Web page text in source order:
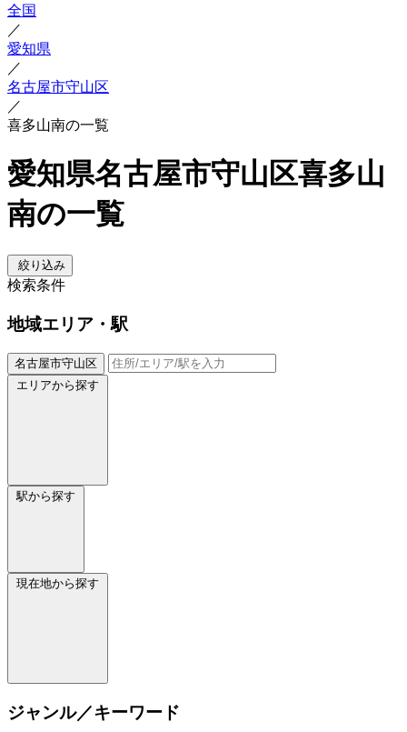
全国
／
愛知県
／
名古屋市守山区
／
喜多山南の一覧
愛知県名古屋市守山区喜多山
南の一覧
絞り込み
検索条件
地域エリア・駅
名古屋市守山区
エリアから探す
駅から探す
現在地から探す
ジャンル／キーワード